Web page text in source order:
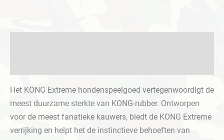
rubber
aantal
Het KONG Extreme hondenspeelgoed vertegenwoordigt de
meest duurzame sterkte van KONG-rubber. Ontworpen
voor de meest fanatieke kauwers, biedt de KONG Extreme
verrijking en helpt het de instinctieve behoeften van